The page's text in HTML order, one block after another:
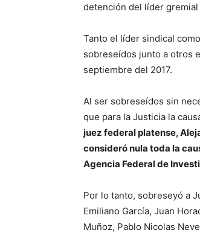
detención del líder gremial
Tanto el líder sindical
sobreseídos junto a otros
septiembre del 2017.
Al ser sobreseídos sin
que para la Justicia la
juez federal platense,
consideró nula toda la
Agencia Federal de
Por lo tanto, sobreseyó a
Emiliano García, Juan
Muñoz, Pablo Nicolas